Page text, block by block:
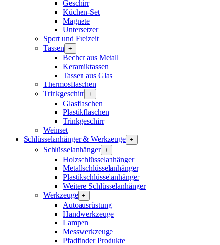
Geschirr
Küchen-Set
Magnete
Untersetzer
Sport und Freizeit
Tassen +
Becher aus Metall
Keramiktassen
Tassen aus Glas
Thermosflaschen
Trinkgeschirr +
Glasflaschen
Plastikflaschen
Trinkgeschirr
Weinset
Schlüsselanhänger & Werkzeuge +
Schlüsselanhänger +
Holzschlüsselanhänger
Metallschlüsselanhänger
Plastikschlüsselanhänger
Weitere Schlüsselanhänger
Werkzeuge +
Autoausrüstung
Handwerkzeuge
Lampen
Messwerkzeuge
Pfadfinder Produkte